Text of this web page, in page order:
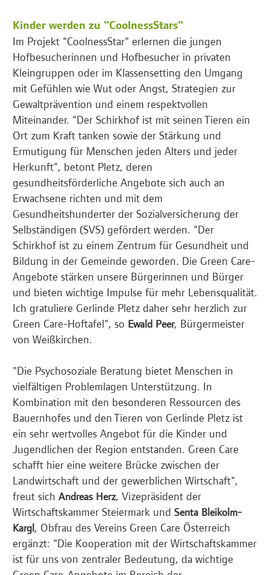
Kinder werden zu "CoolnessStars"
Im Projekt "CoolnessStar" erlernen die jungen
Hofbesucherinnen und Hofbesucher in privaten
Kleingruppen oder im Klassensetting den Umgang
mit Gefühlen wie Wut oder Angst, Strategien zur
Gewaltprävention und einem respektvollen
Miteinander. "Der Schirkhof ist mit seinen Tieren ein
Ort zum Kraft tanken sowie der Stärkung und
Ermutigung für Menschen jeden Alters und jeder
Herkunft", betont Pletz, deren
gesundheitsförderliche Angebote sich auch an
Erwachsene richten und mit dem
Gesundheitshunderter der Sozialversicherung der
Selbständigen (SVS) gefördert werden. "Der
Schirkhof ist zu einem Zentrum für Gesundheit und
Bildung in der Gemeinde geworden. Die Green Care-
Angebote stärken unsere Bürgerinnen und Bürger
und bieten wichtige Impulse für mehr Lebensqualität.
Ich gratuliere Gerlinde Pletz daher sehr herzlich zur
Green Care-Hoftafel", so Ewald Peer, Bürgermeister
von Weißkirchen.
"Die Psychosoziale Beratung bietet Menschen in
vielfältigen Problemlagen Unterstützung. In
Kombination mit den besonderen Ressourcen des
Bauernhofes und den Tieren von Gerlinde Pletz ist
ein sehr wertvolles Angebot für die Kinder und
Jugendlichen der Region entstanden. Green Care
schafft hier eine weitere Brücke zwischen der
Landwirtschaft und der gewerblichen Wirtschaft",
freut sich Andreas Herz, Vizepräsident der
Wirtschaftskammer Steiermark und Senta Bleikolm-
Kargl, Obfrau des Vereins Green Care Österreich
ergänzt: "Die Kooperation mit der Wirtschaftskammer
ist für uns von zentraler Bedeutung, da wichtige